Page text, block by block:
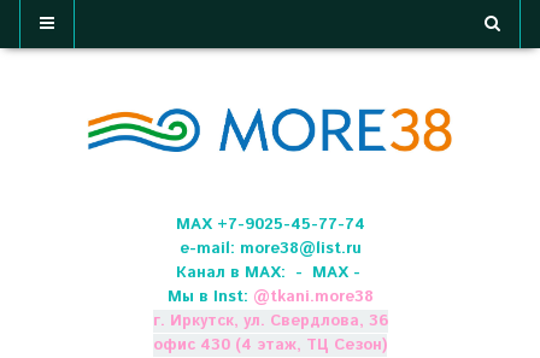
МАХ +7-9025-45-77-74
e-mail: more38@list.ru
Канал в МАХ: - МАХ -
Мы в Inst: @tkani.more38
г. Иркутск, ул. Свердлова, 36
офис 430 (4 этаж, ТЦ Сезон)